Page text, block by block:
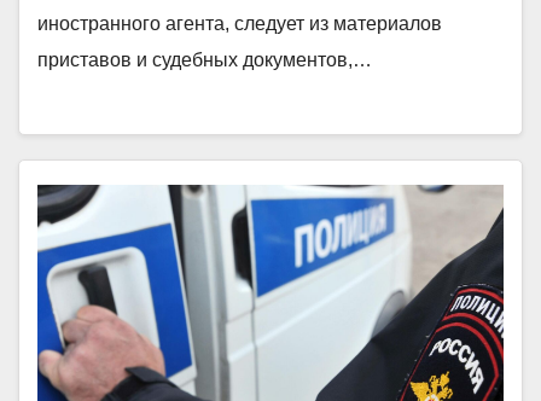
иностранного агента, следует из материалов
приставов и судебных документов,…